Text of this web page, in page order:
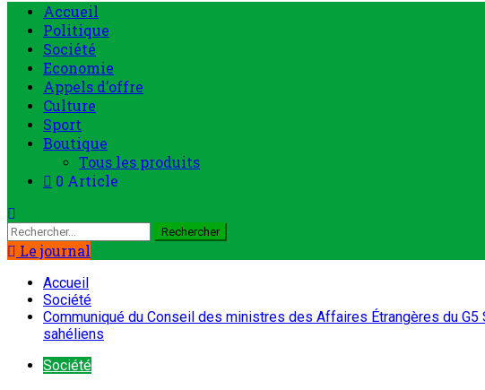
Accueil
Politique
Société
Economie
Appels d’offre
Culture
Sport
Boutique
Tous les produits
0 Article
Le journal
Accueil
Société
Communiqué du Conseil des ministres des Affaires Étrangères du
sahéliens
Société